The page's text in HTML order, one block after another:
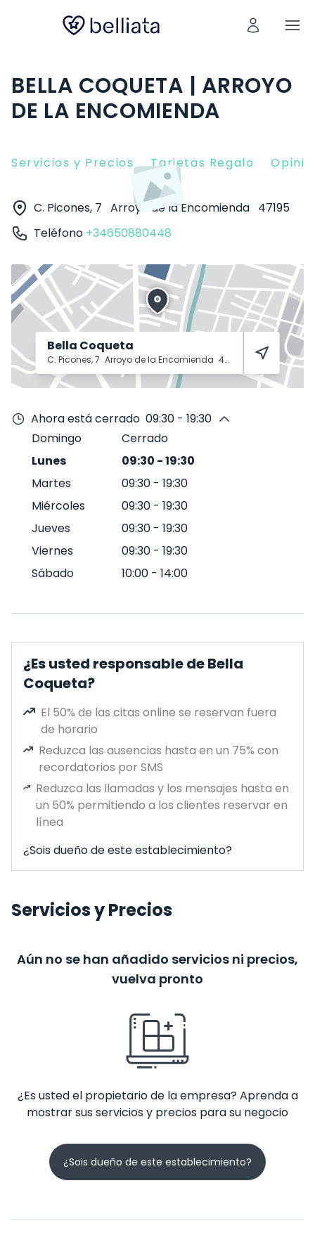
BELLA COQUETA | ARROYO
DE LA ENCOMIENDA
Servicios y Precios Tarjetas Regalo
C. Picones, 7 Arroyo de la Encomienda 47195
Teléfono +34650880448
Bella Coqueta
C. Picones, 7 Arroyo de la Encomienda 47195
Ahora está cerrado 09:30 - 19:30
Domingo
Cerrado
Lunes
09:30 -19:30
Martes
09:30 - 19:30
Miércoles
09:30 - 19:30
Jueves
09:30 - 19:30
Viernes
09:30 - 19:30
Sábado
10:00 - 14:00
¿Es usted responsable de Bella
Coqueta?
El 50% de las citas online se reservan fuera
de horario
Reduzca las ausencias hasta en un 75% con
recordatorios por SMS
Reduzca las llamadas y los mensajes hasta en
un 50% permitiendo a los clientes reservar en
línea
¿Sois dueño de este establecimiento?
Servicios y Precios
Aún no se han añadido servicios ni precios,
vuelva pronto
¿Es usted el propietario de la empresa? Aprenda a
mostrar sus servicios y precios para su negocio
¿Sois dueño de este establecimiento?